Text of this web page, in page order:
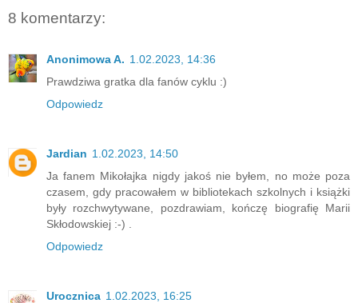
8 komentarzy:
Anonimowa A. 1.02.2023, 14:36
Prawdziwa gratka dla fanów cyklu :)
Odpowiedz
Jardian 1.02.2023, 14:50
Ja fanem Mikołajka nigdy jakoś nie byłem, no może poza
czasem, gdy pracowałem w bibliotekach szkolnych i książki
były rozchwytywane, pozdrawiam, kończę biografię Marii
Skłodowskiej :-) .
Odpowiedz
Urocznica 1.02.2023, 16:25